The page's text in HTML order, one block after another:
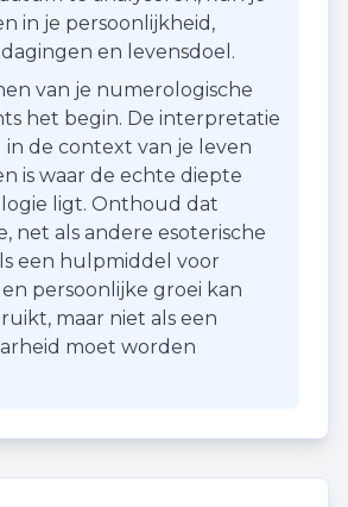
in je persoonlijkheid,
en levensdoel.
van je numerologische
het begin. De interpretatie
de context van je leven
is waar de echte diepte
ligt. Onthoud dat
net als andere esoterische
een hulpmiddel voor
persoonlijke groei kan
maar niet als een
moet worden